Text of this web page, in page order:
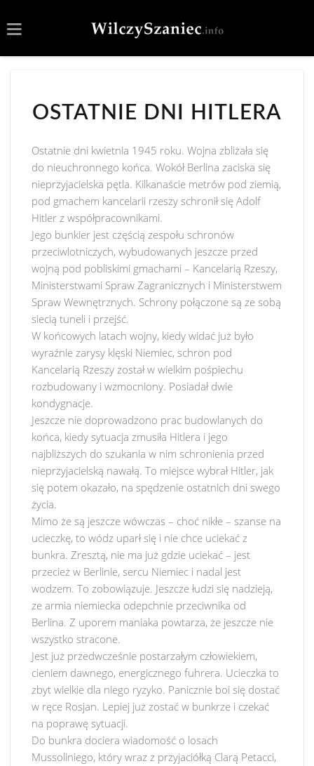
OSTATNIE DNI HITLERA
Ostatnie dni kwietnia 1945 roku. Wojna zbliżała się
do nieuchronnego końca. Wokół Berlina zaciska się
nieprzyjacielska pętla. Kilkanaście metrów pod ziemią,
pod gmachem kancelarii rzeszy schronił się Adolf
Hitler z współpracownikami.
Jego bunkier jest częścią zespołu schronów
przeciwlotniczych, wybudowanych jeszcze przed
wojną pod pobliskimi gmachami – Kancelarią Rzeszy,
Ministerstwami Spraw Zagranicznych i Ministerstwem
Spraw Wewnętrznych. Schrony połączone są ze sobą
siecią tuneli i przejść.
W końcowych latach wojny, kiedy widać już było
wyraźnie zarysy klęski Niemiec, schron pod
Kancelarią Rzeszy został w wielkim pośpiechu
rozbudowany i wzmocniony. Posiadał dwie
kondygnacje.
Jeszcze nie doprowadzono prac budowlanych do
końca, kiedy sytuacja zmusiła Hitlera i jego
najbliższych do szukania w nim schronienia przed
nieprzyjacielską nawałą. To miejsce wybrał Hitler, jak
się potem okazało, na spędzenie ostatnich dni swego
życia.
Mimo że są jeszcze wówczas – choć nikłe – szanse na
ucieczkę, to wódz uparł się i nie chce uciekać z
bunkra. Zresztą, nie ma już gdzie uciekać – jest
przecież w Berlinie, sercu Niemiec i nadal jest
wodzem. To zobowiązuje. Jeszcze łudzi się nadzieją,
ze armia niemiecka odepchnie przeciwnika od
Berlina. Z uporem maniaka powtarza, że jeszcze nie
wszystko stracone.
Jest już przedwcześnie postarzałym człowiekiem,
cieniem dawnego, energicznego fuhrera. Ucieczka to
zbyt wielkie dla niego ryzyko. Panicznie boi się dostać
w ręce Rosjan. Lepiej już zostać w bunkrze i czekać
na poprawę sytuacji.
Do bunkra dociera wiadomość o losach
Mussoliniego, który wraz z przyjaciółką Clarą Petacci,